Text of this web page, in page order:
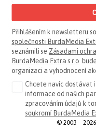
Přihlášením k newsletteru
společnosti BurdaMedia
seznámili se Zásadami
BurdaMedia Extra s.r.o.
organizaci a vyhodnocení
Chcete navíc dostávat
informace od našich
zpracováním údajů k
soukromí BurdaMedia
© 2003—2026